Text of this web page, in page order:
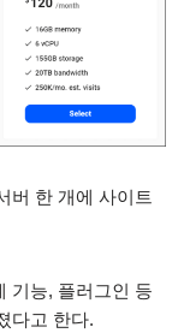
버 한 개에 사이트
기능, 플러그인 등
다고 한다.